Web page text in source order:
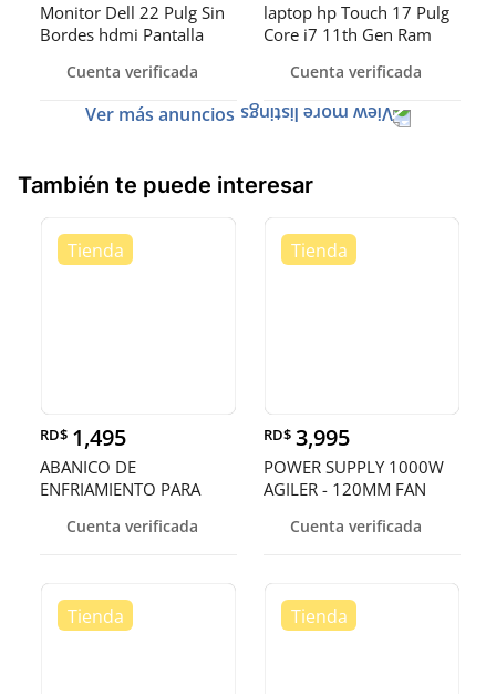
Monitor Dell 22 Pulg Sin
Bordes hdmi Pantalla
Cuenta verificada
laptop hp Touch 17 Pulg
Core i7 11th Gen Ram
SSD Video 8gb
Cuenta verificada
Ver más anuncios
También te puede interesar
RD$ 1,495
ABANICO DE
ENFRIAMIENTO PARA
PULGADAS, FAN COOLER
Cuenta verificada
RD$ 3,995
POWER SUPPLY 1000W
AGILER - 120MM FAN
Cuenta verificada